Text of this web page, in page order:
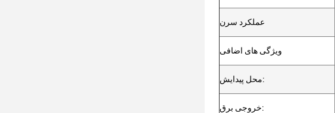
عملکرد سرن
ویژگی های اضافی
محل پیدایش:
خروجی برق: